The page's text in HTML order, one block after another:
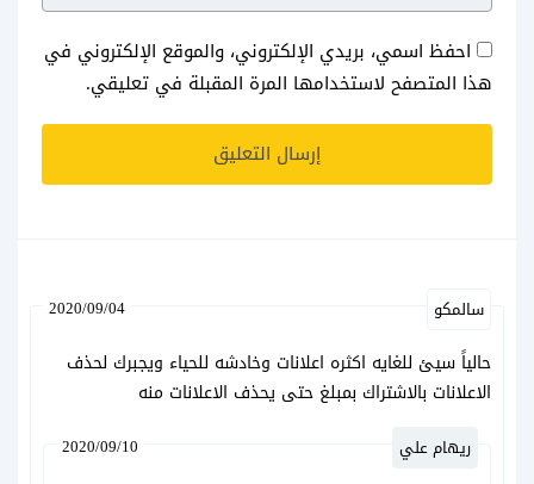
احفظ اسمي، بريدي الإلكتروني، والموقع الإلكتروني في
هذا المتصفح لاستخدامها المرة المقبلة في تعليقي.
سالمكو 2020/09/04
حالياً سيئ للغايه اكثره اعلانات وخادشه للحياء ويجبرك لحذف
الاعلانات بالاشتراك بمبلغ حتى يحذف الاعلانات منه
ريهام علي 2020/09/10